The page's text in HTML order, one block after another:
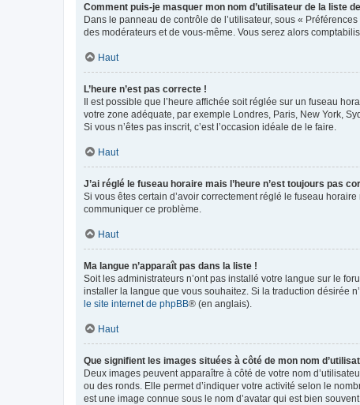
Comment puis-je masquer mon nom d’utilisateur de la liste
Dans le panneau de contrôle de l’utilisateur, sous «
des modérateurs et de vous-même. Vous serez alors
Haut
L’heure n’est pas correcte !
Il est possible que l’heure affichée soit réglée sur un fuseau
votre zone adéquate, par exemple Londres, Paris, New York,
Si vous n’êtes pas inscrit, c’est l’occasion idéale de le faire.
Haut
J’ai réglé le fuseau horaire mais l’heure n’est toujours pas
Si vous êtes certain d’avoir correctement réglé le fuseau
communiquer ce problème.
Haut
Ma langue n’apparaît pas dans la liste !
Soit les administrateurs n’ont pas installé votre langue sur le
installer la langue que vous souhaitez. Si la traduction désirée
le site internet de phpBB® (en anglais).
Haut
Que signifient les images situées à côté de mon nom
Deux images peuvent apparaître à côté de votre nom
ou des ronds. Elle permet d’indiquer votre activité selon le
est une image connue sous le nom d’avatar qui est bien